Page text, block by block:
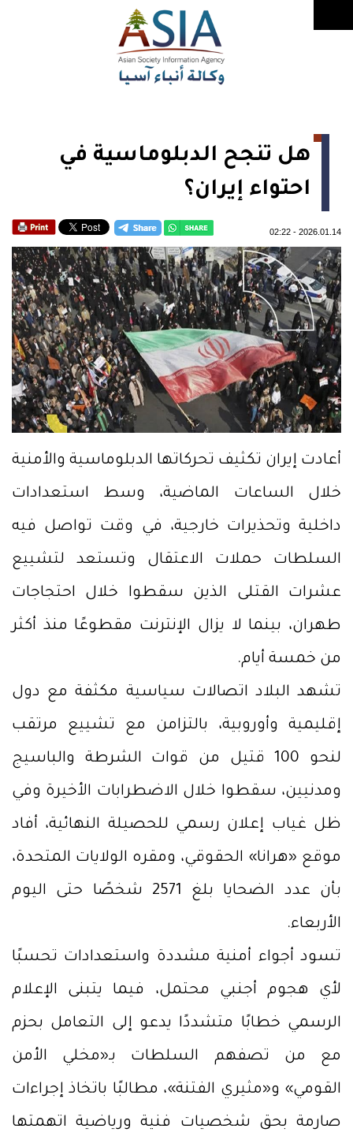
هل تنجح الدبلوماسية في
احتواء إيران؟
2026.01.14
-
02:22
أعادت إيران تكثيف تحركاتها الدبلوماسية والأمنية
خلال الساعات الماضية، وسط استعدادات
داخلية وتحذيرات خارجية، في وقت تواصل فيه
السلطات حملات الاعتقال وتستعد لتشييع
عشرات القتلى الذين سقطوا خلال احتجاجات
طهران، بينما لا يزال الإنترنت مقطوعًا منذ أكثر
من خمسة أيام.
تشهد البلاد اتصالات سياسية مكثفة مع دول
إقليمية وأوروبية، بالتزامن مع تشييع مرتقب
لنحو 100 قتيل من قوات الشرطة والباسيج
ومدنيين، سقطوا خلال الاضطرابات الأخيرة وفي
ظل غياب إعلان رسمي للحصيلة النهائية، أفاد
موقع «هرانا» الحقوقي، ومقره الولايات المتحدة،
بأن عدد الضحايا بلغ 2571 شخصًا حتى اليوم
الأربعاء.
تسود أجواء أمنية مشددة واستعدادات تحسبًا
لأي هجوم أجنبي محتمل، فيما يتبنى الإعلام
الرسمي خطابًا متشددًا يدعو إلى التعامل بحزم
مع من تصفهم السلطات بـ«مخلي الأمن
القومي» و«مثيري الفتنة»، مطالبًا باتخاذ إجراءات
صارمة بحق شخصيات فنية ورياضية اتهمتها